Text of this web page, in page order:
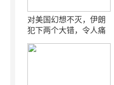
对美国幻想不灭，伊朗
犯下两个大错，令人痛